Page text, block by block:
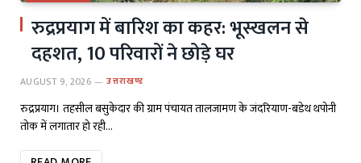
रुद्रप्रयाग में बारिश का कहर: भूस्खलन से
दहशत, 10 परिवारों ने छोड़े घर
AUGUST 9, 2026 उत्तराखण्ड
रुद्रप्रयाग। तहसील बसुकेदार की ग्राम पंचायत तालजामण के जंदरियाण-बडेथ थपोनी
तोक में लगातार हो रही…